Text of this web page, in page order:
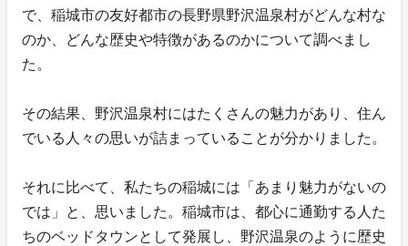
で、稲城市の友好都市の長野県野沢温泉村がどんな村な
のか、どんな歴史や特徴があるのかについて調べまし
た。
その結果、野沢温泉村にはたくさんの魅力があり、住ん
でいる人々の思いが詰まっていることが分かりました。
それに比べて、私たちの稲城には「あまり魅力がないの
では」と、思いました。稲城市は、都心に通勤する人た
ちのベッドタウンとして発展し、野沢温泉のように歴史